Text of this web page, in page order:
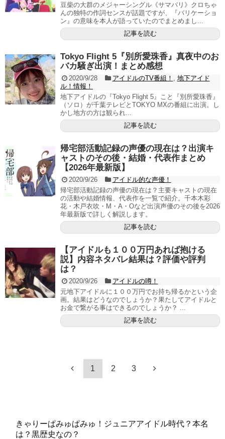
豆柴の大群のメジャーシングル《サマバリ》クロちゃ
んの独特の作詞センスが話題ですが、『バリケーショ
ン』の意味を本人が語っていたのでまとめまし...
記事を読む
Tokyo Flight 5『別所愛珠香』真夜中のお
バカ騒ぎ出演！まとめ感想
2020/9/28 アイドルのTV番組！
地下アイド
ル！情報！
地下アイドルの『Tokyo Flight 5』こと『別所愛珠香』
（ソロ）が千葉テレビとTOKYO MXの番組に出演。し
かし地方の方は観られ...
記事を読む
帰宅部活動記録の声優の現在は？出演キ
ャストのその後・結婚・代表作まとめ
【2026年最新版】
2020/9/26
アイドル的な声優！
帰宅部活動記録の声優の現在は？主要キャストの現在
の活動や結婚情報、代表作を一覧で紹介。千本木彩
花・木戸衣吹・M・A・Oなど出演声優のその後を2026
年最新版で詳しく解説します。
記事を読む
【アイドルも１００万円あれば抱ける
説】内容ネタバレ結果は？評価や評判
は？
2020/9/26
アイドルの噂！
元地下アイドルに１００万円でお持ち帰るかという企
画。結果はどうなのでしょうか？果たしてアイドルと
お金で繋がる事はできるのでしょうか？ ...
記事を読む
1 2 3
きゃりーぱみゅぱみゅ！ジュニアアイドル時代？本名
は？黒歴史なの？